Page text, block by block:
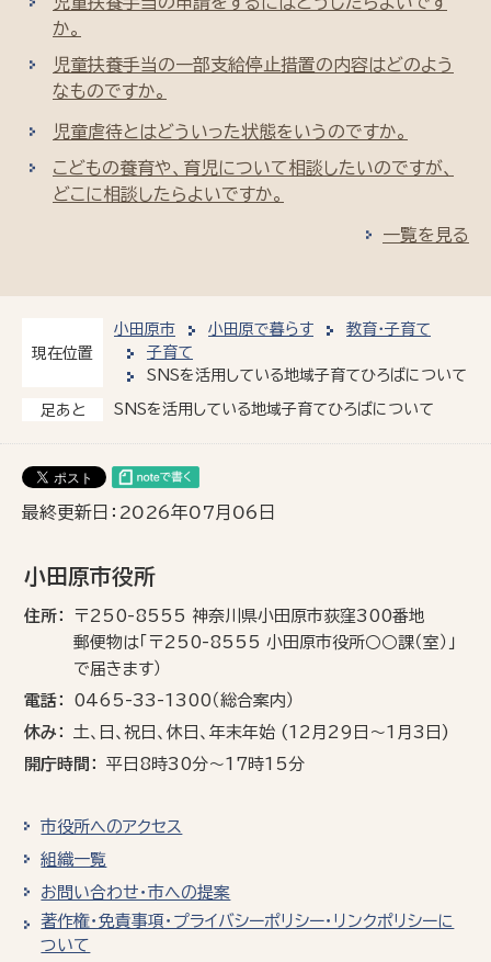
現在位置
小田原市 小田原で暮らす
教育・子育て
子育て
SNSを活用している地域子育てひろばについて
足あと SNSを活用している地域子育てひろばについて
最終更新日：2026年07月06日
か。
児童扶養手当の一部支給停止措置の内容はどのよう
なものですか。
児童虐待とはどういった状態をいうのですか。
こどもの養育や、育児について相談したいのですが、
どこに相談したらよいですか。
一覧を見る
小田原市役所
住所
〒250-8555 神奈川県小田原市荻窪300番地
郵便物は「〒250-8555 小田原市役所○○課（室）」
で届きます）
電話
0465-33-1300（総合案内）
休み
土､日､祝日、休日、年末年始 (12月29日～1月3日)
開庁時間
平日8時30分～17時15分
市役所へのアクセス
組織一覧
お問い合わせ・市への提案
著作権・免責事項・プライバシーポリシー・リンクポリシーに
ついて